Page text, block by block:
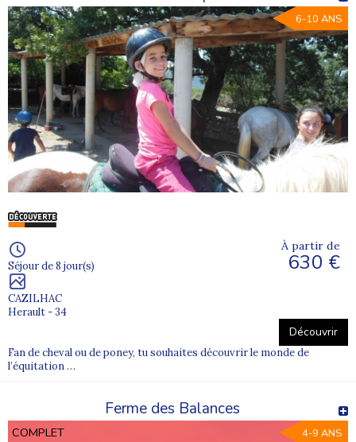
6-10 ANS
Séjour de 8 jour(s)
CAZILHAC
Herault - 34
À partir de
630 €
Découvrir
Fan de cheval ou de poney, tu souhaites découvrir le monde de
l’équitation …
Ferme des Balances
COMPLET 4-9 ANS